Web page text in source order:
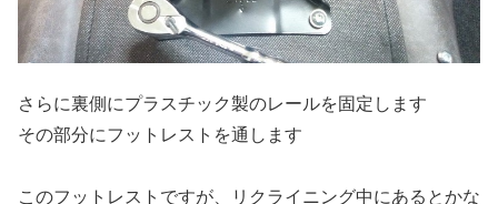
さらに裏側にプラスチック製のレールを固定します
その部分にフットレストを通します
このフットレストですが、リクライニング中にあるとかな